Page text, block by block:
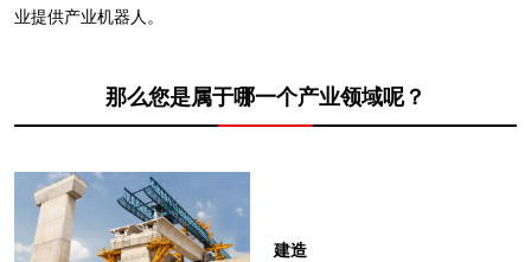
司
业提供产业机器人。
那么您是属于哪一个产业领域呢？
建造